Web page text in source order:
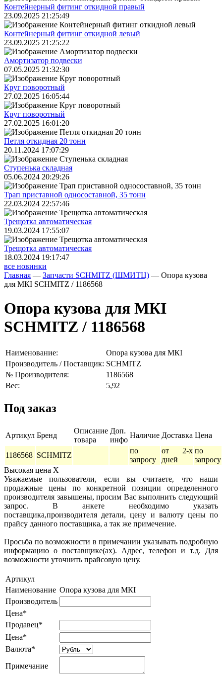
Контейнерный фитинг откидной правый
23.09.2025 21:25:49
Контейнерный фитинг откидной левый
23.09.2025 21:25:22
Амортизатор подвески
07.05.2025 21:32:30
Круг поворотный
27.02.2025 16:05:44
Круг поворотный
27.02.2025 16:01:20
Петля откидная 20 тонн
20.11.2024 17:07:29
Ступенька складная
05.06.2024 20:29:26
Трап приставной односоставной, 35 тонн
22.03.2024 22:57:46
Трещoтка автоматическая
19.03.2024 17:55:07
Трещoтка автоматическая
18.03.2024 19:17:47
все новинки
Главная — Запчасти SCHMITZ (ШМИТЦ) — Опора кузова
для МКI SCHMITZ / 1186568
Опора кузова для МКI
SCHMITZ / 1186568
Наименование:
Опора кузова для МКI
Производитель / Поставщик: SCHMITZ
№ Производителя:
1186568
Вес:
5,92
Под заказ
Артикул Бренд
Описание
товара
Доп.
инфо
Наличие Доставка Цена
1186568 SCHMITZ
по
запросу
от 2-х
дней
по
запросу
Высокая цена X
Уважаемые пользователи, если вы считаете, что наши
продажные цены по конкретной позиции определенного
производителя завышены, просим Вас выполнить следующий
запрос. В анкете необходимо указать
поставщика,производителя детали, цену и валюту цены по
прайсу данного поставщика, а так же примечение.
Просьба по возможности в примечании указывать подробную
информацию о поставщике(ах). Адрес, телефон и т.д. Для
возможности уточнить прайсовую цену.
Артикул
Наименование Опора кузова для МКI
Производитель
Цена*
Продавец*
Цена*
Валюта*
Примечание